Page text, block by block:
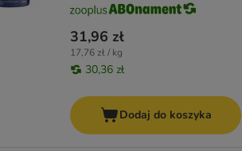
31,96 zł
17,76 zł / kg
30,36 zł
Dodaj do koszyka